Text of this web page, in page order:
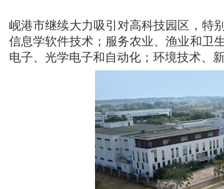
岘港市继续大力吸引对高科技园区，特
信息学软件技术；服务农业、渔业和卫
电子、光学电子和自动化；环境技术、